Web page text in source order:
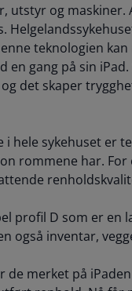
og maskiner.
teknologien
gang på sin
det skaper
hele sykehuset er
rommene har.
profil D som er en
også inventar,
merket på